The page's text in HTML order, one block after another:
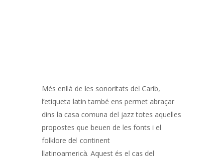
Més enllà de les sonoritats del Carib,
l’etiqueta latin també ens permet abraçar
dins la casa comuna del jazz totes aquelles
propostes que beuen de les fonts i el
folklore del continent
llatinoamericà. Aquest és el cas del